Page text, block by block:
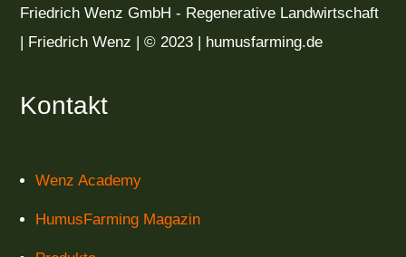
Friedrich Wenz GmbH - Regenerative Landwirtschaft
| Friedrich Wenz | © 2023 | humusfarming.de
Kontakt
Wenz Academy
HumusFarming Magazin